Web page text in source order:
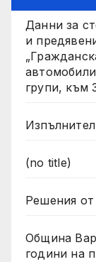
Данни за
и
групи, към
(no title)
Решения от
Община
години на